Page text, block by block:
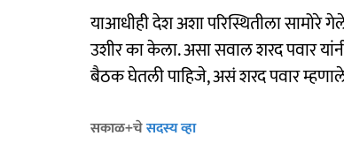
याआधीही देश अशा परिस्थितीला सामोरे
उशीर का केला. असा सवाल शरद पवार
बैठक घेतली पाहिजे, असं शरद पवार
सकाळ+चेसदस्य व्हा